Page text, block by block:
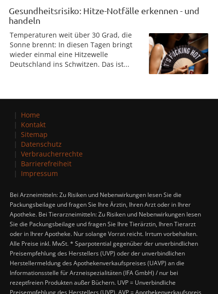
Gesundheitsrisiko: Hitze-Notfälle erkennen - und
handeln
Temperaturen weit über 30 Grad, die
Sonne brennt: In diesen Tagen bringt
wieder einmal eine Hitzewelle
Deutschland ins Schwitzen. Das ist...
Home
Kontakt
Sitemap
Datenschutz
Verbraucherrechte
Barrierefreiheit
Impressum
Bei Arzneimitteln: Zu Risiken und Nebenwirkungen lesen Sie die
Packungsbeilage und fragen Sie Ihre Ärztin, Ihren Arzt oder in Ihrer
Apotheke. Bei Tierarzneimitteln: Zu Risiken und Nebenwirkungen lesen
Sie die Packungsbeilage und fragen Sie Ihre Tierärztin, Ihren Tierarzt
oder in Ihrer Apotheke. Nur solange Vorrat reicht. Irrtum vorbehalten.
Alle Preise inkl. MwSt. * Sparpotential gegenüber der unverbindlichen
Preisempfehlung des Herstellers (UVP) oder der unverbindlichen
Herstellermeldung des Apothekenverkaufspreises (UAVP) an die
Informationsstelle für Arzneispezialitäten (IFA GmbH) / nur bei
rezeptfreien Produkten außer Büchern. UVP = Unverbindliche
Preisempfehlung des Herstellers (UVP). AVP = Apothekenverkaufspreis